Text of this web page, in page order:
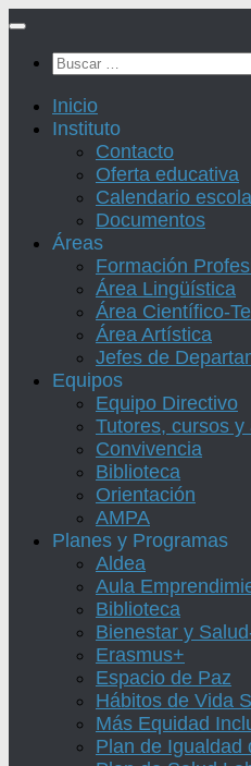
Saltar
contenido
Buscar:
Inicio
Instituto
Contacto
Oferta educativa
Calendario
Documentos
Áreas
Formación
Área Lingüística
Área Científico-
Área Artística
Jefes de
Equipos
Equipo Directivo
Tutores, cursos y
Convivencia
Biblioteca
Orientación
AMPA
Planes y Programas
Aldea
Aula
Biblioteca
Bienestar y
Erasmus+
Espacio de Paz
Hábitos de Vida
Más Equidad
Plan de Igualdad